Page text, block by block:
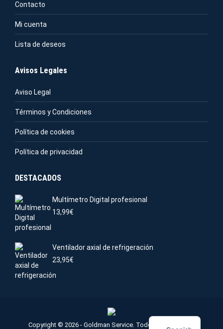
Contacto
Mi cuenta
Lista de deseos
Avisos Legales
Aviso Legal
Términos y Condiciones
Política de cookies
Política de privacidad
DESTACADOS
Multímetro Digital profesional
13,99€
Ventilador axial de refrigeración
23,95€
Copyright © 2026 - Goldman Service. Todos los derechos